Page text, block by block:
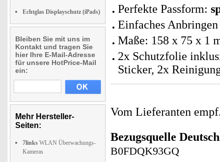
Echtglas Displayschutz (iPads)
Bleiben Sie mit uns im
Kontakt und tragen Sie
hier Ihre E-Mail-Adresse
für unsere HotPrice-Mail
ein:
Mehr Hersteller-
Seiten:
7links WLAN Überwachungs-
Kameras
Perfekte Passform:
Einfaches
Maße: 158 x 75 x 1
2x Schutzfolie
Sticker, 2x
Vom Lieferanten
Bezugsquelle
B0FDQK93GQ